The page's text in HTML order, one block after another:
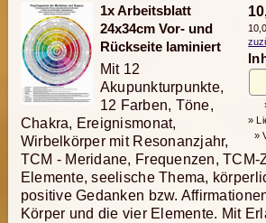
»
»
1x Arbeitsblatt
24x34cm Vor- und
Rückseite laminiert
Mit 12
Akupunkturpunkte,
12 Farben, Töne,
Chakra, Ereignismonat,
Wirbelkörper mit Resonanzjahr,
TCM - Meridane, Frequenzen, TCM-
Elemente, seelische Thema,
positive Gedanken bzw.
Körper und die vier Elemente. Mit